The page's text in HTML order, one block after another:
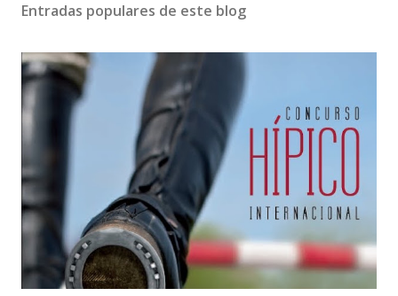
Entradas populares de este blog